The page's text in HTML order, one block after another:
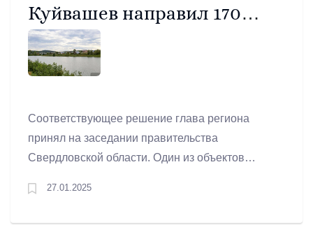
Куйвашев направил 170
миллионов рублей на
развитие сельских
Соответствующее решение глава региона
принял на заседании правительства
Свердловской области. Один из объектов
Артемовском муниципальном округе.
27.01.2025